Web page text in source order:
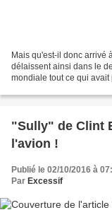
Mais qu'est-il donc arrivé
délaissent ainsi dans le
mondiale tout ce qui avait
"Sully" de Clint
l'avion !
Publié le 02/10/2016 à
Par Excessif